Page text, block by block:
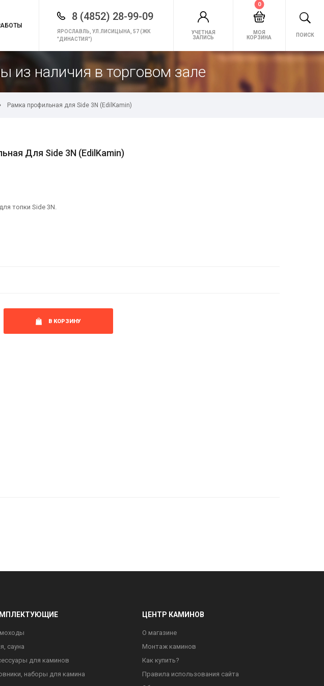
8 (4852) 28-99-09
ЯРОСЛАВЛЬ, УЛ.ЛИСИЦЫНА, 57 (ЖК
"ДИНАСТИЯ")
УЧЕТНАЯ
ЗАПИСЬ
МОЯ
КОРЗИНА
0
ПОИСК
из наличия в торговом зале
Рамка профильная для Side 3N (EdilKamin)
Для Side 3N (EdilKamin)
топки Side 3N.
В КОРЗИНУ
сауна
для каминов
наборы для камина
ЦЕНТР КАМИНОВ
О магазине
Монтаж каминов
Как купить?
Правила использования сайта